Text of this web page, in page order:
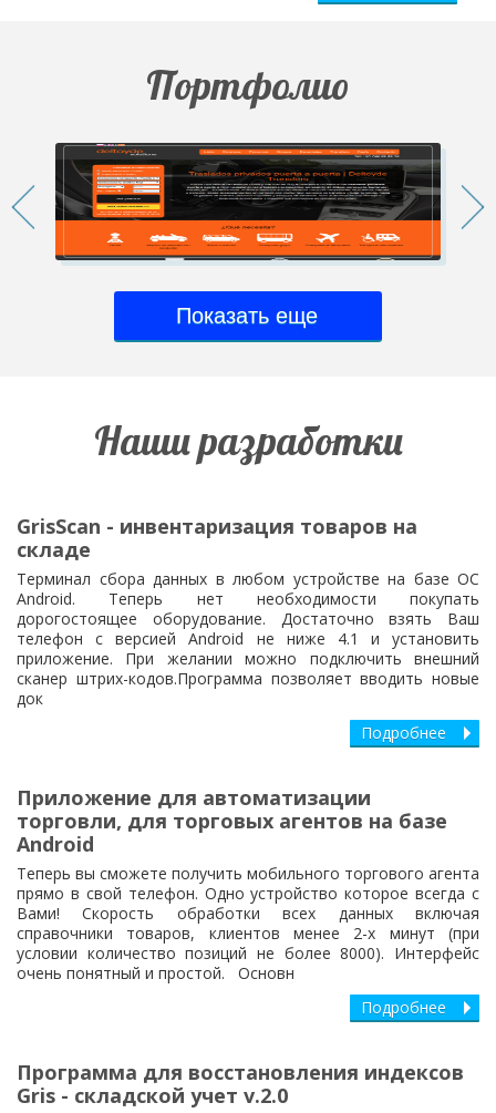
Портфолио
Показать еще
Наши разработки
GrisScan - инвентаризация товаров на
складе
Терминал сбора данных в любом устройстве на базе ОС
Android. Теперь нет необходимости покупать
дорогостоящее оборудование. Достаточно взять Ваш
телефон с версией Android не ниже 4.1 и установить
приложение. При желании можно подключить внешний
сканер штрих-кодов.Программа позволяет вводить новые
док
Подробнее
Приложение для автоматизации
торговли, для торговых агентов на базе
Android
Теперь вы сможете получить мобильного торгового агента
прямо в свой телефон. Одно устройство которое всегда с
Вами! Скорость обработки всех данных включая
справочники товаров, клиентов менее 2-х минут (при
условии количество позиций не более 8000). Интерфейс
очень понятный и простой. Основн
Подробнее
Программа для восстановления индексов
Gris - складской учет v.2.0